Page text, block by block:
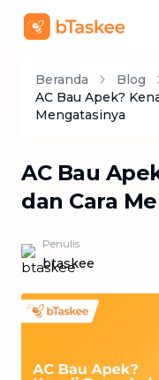
Beranda Blog
AC Bau Apek?
Mengatasinya​
AC Bau
dan Cara
Penulis
btaskee